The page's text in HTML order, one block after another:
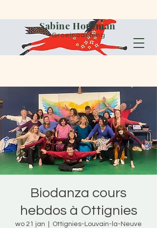
Sabine Houtman
Groeicoaching
Biodanza cours
hebdos à Ottignies
wo 21 jan Ottignies-Louvain-la-Neuve